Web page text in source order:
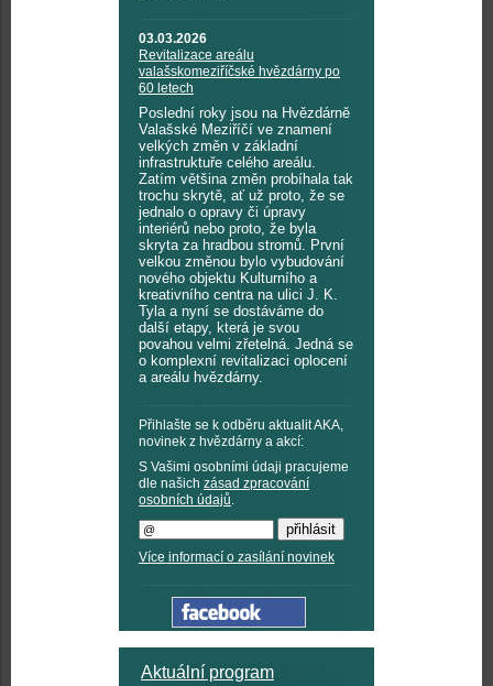
03.03.2026
Revitalizace areálu
valašskomeziříčské hvězdárny po
60 letech
Poslední roky jsou na Hvězdárně
Valašské Meziříčí ve znamení
velkých změn v základní
infrastruktuře celého areálu.
Zatím většina změn probíhala tak
trochu skrytě, ať už proto, že se
jednalo o opravy či úpravy
interiérů nebo proto, že byla
skryta za hradbou stromů. První
velkou změnou bylo vybudování
nového objektu Kulturního a
kreativního centra na ulici J. K.
Tyla a nyní se dostáváme do
další etapy, která je svou
povahou velmi zřetelná. Jedná se
o komplexní revitalizaci oplocení
a areálu hvězdárny.
Přihlašte se k odběru aktualit AKA,
novinek z hvězdárny a akcí:
S Vašimi osobními údaji pracujeme
dle našich zásad zpracování
osobních údajů
Více informací o zasílání novinek
Aktuální program